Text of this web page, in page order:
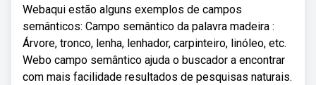
Webaqui estão alguns exemplos de campos
semânticos: Campo semântico da palavra madeira :
Árvore, tronco, lenha, lenhador, carpinteiro, linóleo, etc.
Webo campo semântico ajuda o buscador a encontrar
com mais facilidade resultados de pesquisas naturais.